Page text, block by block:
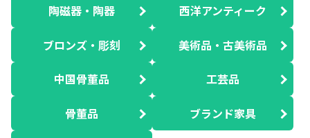
陶磁器・陶器 西洋アンティーク
ブロンズ・彫刻 美術品・古美術品
中国骨董品 工芸品
骨董品 ブランド家具